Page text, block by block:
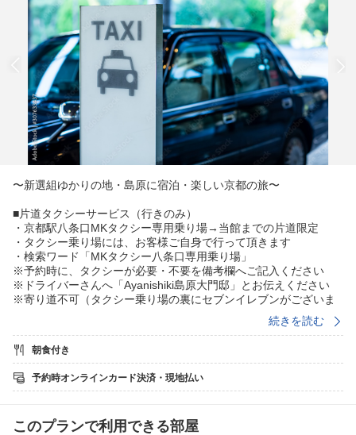
〜新選組ゆかりの地・島原に宿泊・楽しい京都の旅〜
■片道タクシーサービス（行きのみ）
・京都駅八条口MKタクシー専用乗り場→当館までの片道限定
・タクシー乗り場には、お客様ご自身で行って頂きます
・検索ワード「MKタクシー八条口専用乗り場」
※予約時に、タクシーが必要・不要を備考欄へご記入ください
※ドライバーさんへ「Ayanishiki島原大門邸」とお伝えください
※寄り道不可（タクシー乗り場の裏にセブンイレブンがございま
すので、必要なお客様は、お買い物をお済ませの上、ご乗車くだ
※タクシー代は、当館がお支払いしますので、到着しましたら、
フロントまでお伝えください
■朝食：弁当について
火、木→タマゴサンド
続きを読む
朝食付き
予約時オンラインカード決済・現地払い
このプランで利用できる部屋